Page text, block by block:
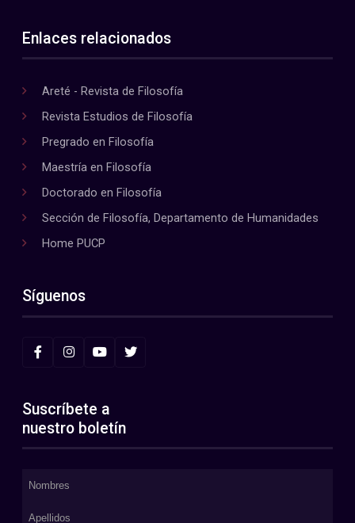
Enlaces relacionados
Areté - Revista de Filosofía
Revista Estudios de Filosofía
Pregrado en Filosofía
Maestría en Filosofía
Doctorado en Filosofía
Sección de Filosofía, Departamento de Humanidades
Home PUCP
Síguenos
Suscríbete a
nuestro boletín